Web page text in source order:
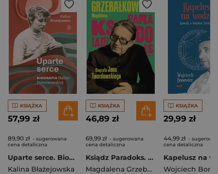
KSIĄŻKA
57,99 zł
89,90 zł - sugerowana
cena detaliczna
Uparte serce. Biografia Haliny Poświatowskiej
Kalina Błażejowska
KSIĄŻKA
46,89 zł
69,99 zł - sugerowana
cena detaliczna
Ksiądz Paradoks. Biografia księdza Jana Twardowskiego [2025]
Magdalena Grzebałkowska
KSIĄŻKA
29,99 zł
44,99 zł -
cena detaliczna
Wojciech